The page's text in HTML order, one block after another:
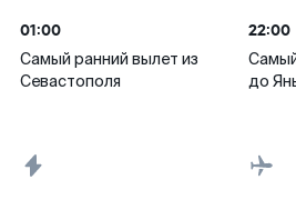
01:00
Самый ранний вылет из
Севастополя
22:00
до